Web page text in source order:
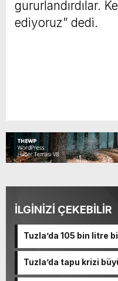
gururlandırdılar.
ediyoruz” dedi.
İLGİNİZİ ÇEKEBİLİR
Tuzla’da 105 bin litre
Tuzla’da tapu krizi
dikkat çeken sorular